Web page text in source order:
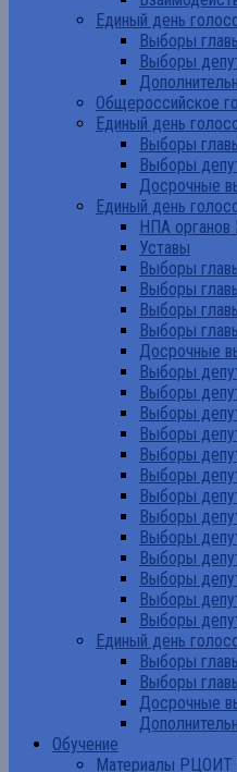
Единый день
Выборы
Выборы
Общероссийское
Единый день
Выборы
Выборы
Досрочные
Единый день
НПА
Уставы
Выборы
Выборы
Выборы
Выборы
Досрочные
Выборы
Выборы
Выборы
Выборы
Выборы
Выборы
Выборы
Выборы
Выборы
Выборы
Выборы
Выборы
Выборы
Единый день
Выборы
Выборы
Досрочные
Обучение
Материалы